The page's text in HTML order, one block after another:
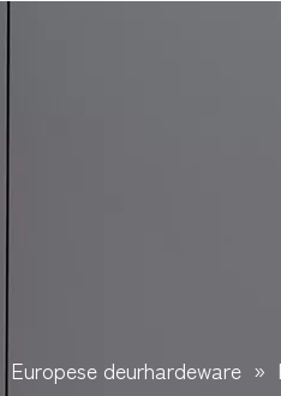
Europese deurhardeware »